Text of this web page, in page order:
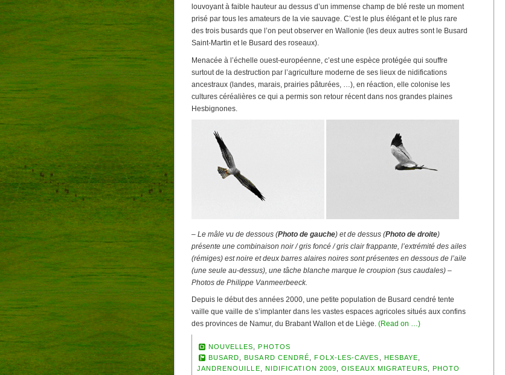
louvoyant à faible hauteur au dessus d’un immense champ de blé reste un moment
prisé par tous les amateurs de la vie sauvage. C’est le plus élégant et le plus rare
des trois busards que l’on peut observer en Wallonie (les deux autres sont le Busard
Saint-Martin et le Busard des roseaux).
Menacée à l’échelle ouest-européenne, c’est une espèce protégée qui souffre
surtout de la destruction par l’agriculture moderne de ses lieux de nidifications
ancestraux (landes, marais, prairies pâturées, …), en réaction, elle colonise les
cultures céréalières ce qui a permis son retour récent dans nos grandes plaines
Hesbignones.
– Le mâle vu de dessous (Photo de gauche) et de dessus (Photo de droite)
présente une combinaison noir / gris foncé / gris clair frappante, l’extrémité des ailes
(rémiges) est noire et deux barres alaires noires sont présentes en dessous de l’aile
(une seule au-dessus), une tâche blanche marque le croupion (sus caudales) –
Photos de Philippe Vanmeerbeeck.
Depuis le début des années 2000, une petite population de Busard cendré tente
vaille que vaille de s’implanter dans les vastes espaces agricoles situés aux confins
des provinces de Namur, du Brabant Wallon et de Liège. (Read on …)
NOUVELLES ,PHOTOS
BUSARD ,BUSARD CENDRÉ ,FOLX-LES-CAVES HESBAYE
JANDRENOUILLE
NIDIFICATION 2009 ,OISEAUX MIGRATEURS
PHOTO